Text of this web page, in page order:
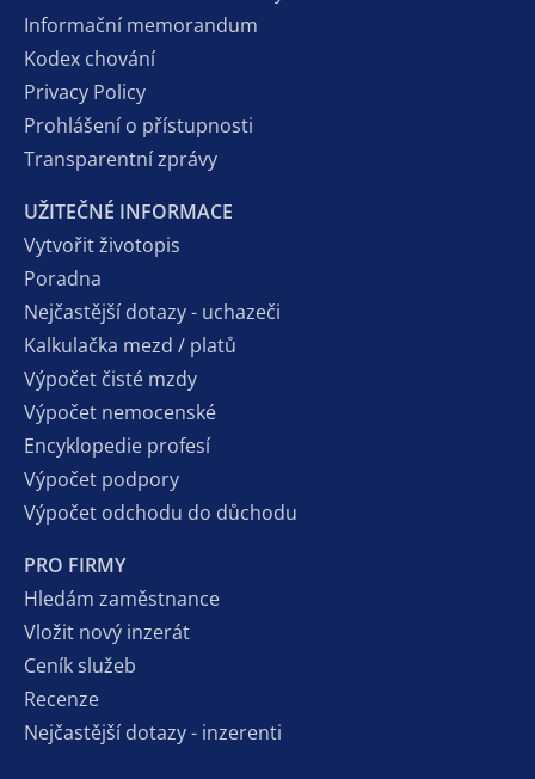
Informační memorandum
Kodex chování
Privacy Policy
Prohlášení o přístupnosti
Transparentní zprávy
UŽITEČNÉ INFORMACE
Vytvořit životopis
Poradna
Nejčastější dotazy - uchazeči
Kalkulačka mezd / platů
Výpočet čisté mzdy
Výpočet nemocenské
Encyklopedie profesí
Výpočet podpory
Výpočet odchodu do důchodu
PRO FIRMY
Hledám zaměstnance
Vložit nový inzerát
Ceník služeb
Recenze
Nejčastější dotazy - inzerenti